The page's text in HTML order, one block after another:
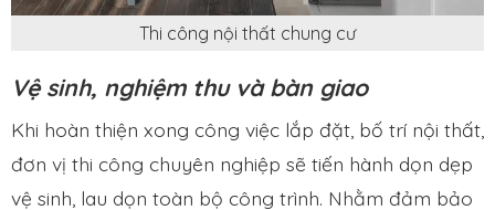
Thi công nội thất chung cư
Vệ sinh, nghiệm thu và bàn giao
Khi hoàn thiện xong công việc lắp đặt, bố trí nội thất,
đơn vị thi công chuyên nghiệp sẽ tiến hành dọn dẹp
vệ sinh, lau dọn toàn bộ công trình. Nhằm đảm bảo